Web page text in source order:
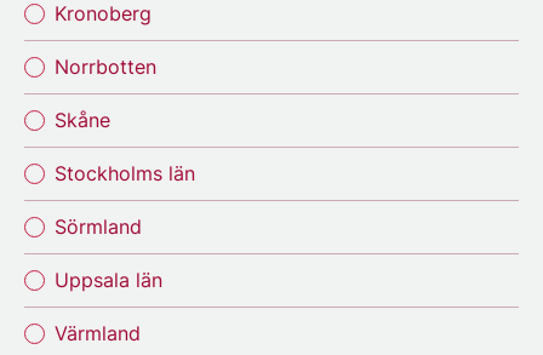
Kronoberg
Norrbotten
Skåne
Stockholms län
Sörmland
Uppsala län
Värmland